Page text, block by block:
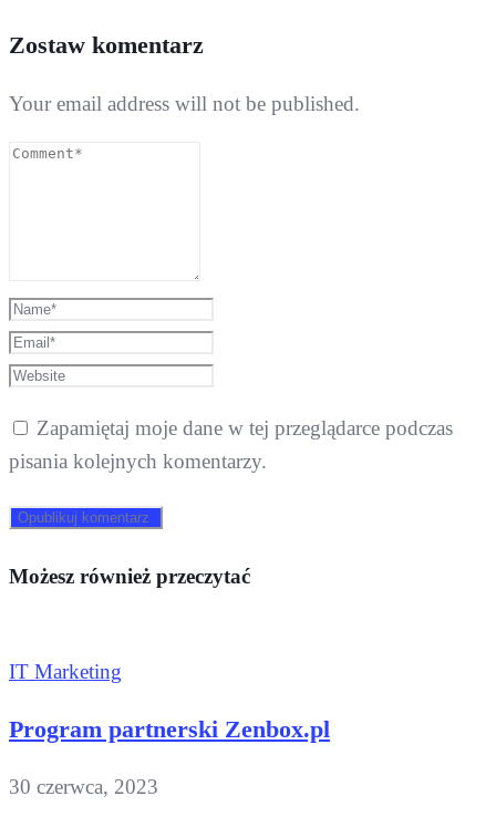
Zostaw komentarz
Your email address will not be published.
Zapamiętaj moje dane w tej przeglądarce podczas
pisania kolejnych komentarzy.
Możesz również przeczytać
IT Marketing
Program partnerski Zenbox.pl
30 czerwca, 2023